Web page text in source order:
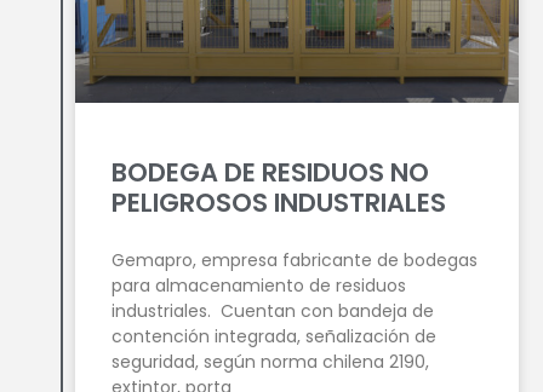
BODEGA DE RESIDUOS NO
PELIGROSOS INDUSTRIALES
Gemapro, empresa fabricante de bodegas
para almacenamiento de residuos
industriales. Cuentan con bandeja de
contención integrada, señalización de
seguridad, según norma chilena 2190,